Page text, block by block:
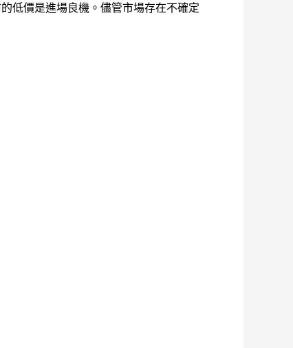
低價是進場良機。儘管市場存在不確定